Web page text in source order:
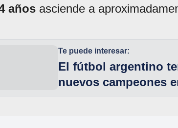
años asciende a
Te puede interesar:
El fútbol argentino
nuevos campeones